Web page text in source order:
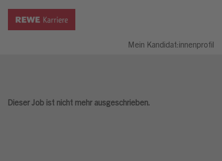
Mein Kandidat:innenprofil
Dieser Job ist nicht mehr ausgeschrieben.